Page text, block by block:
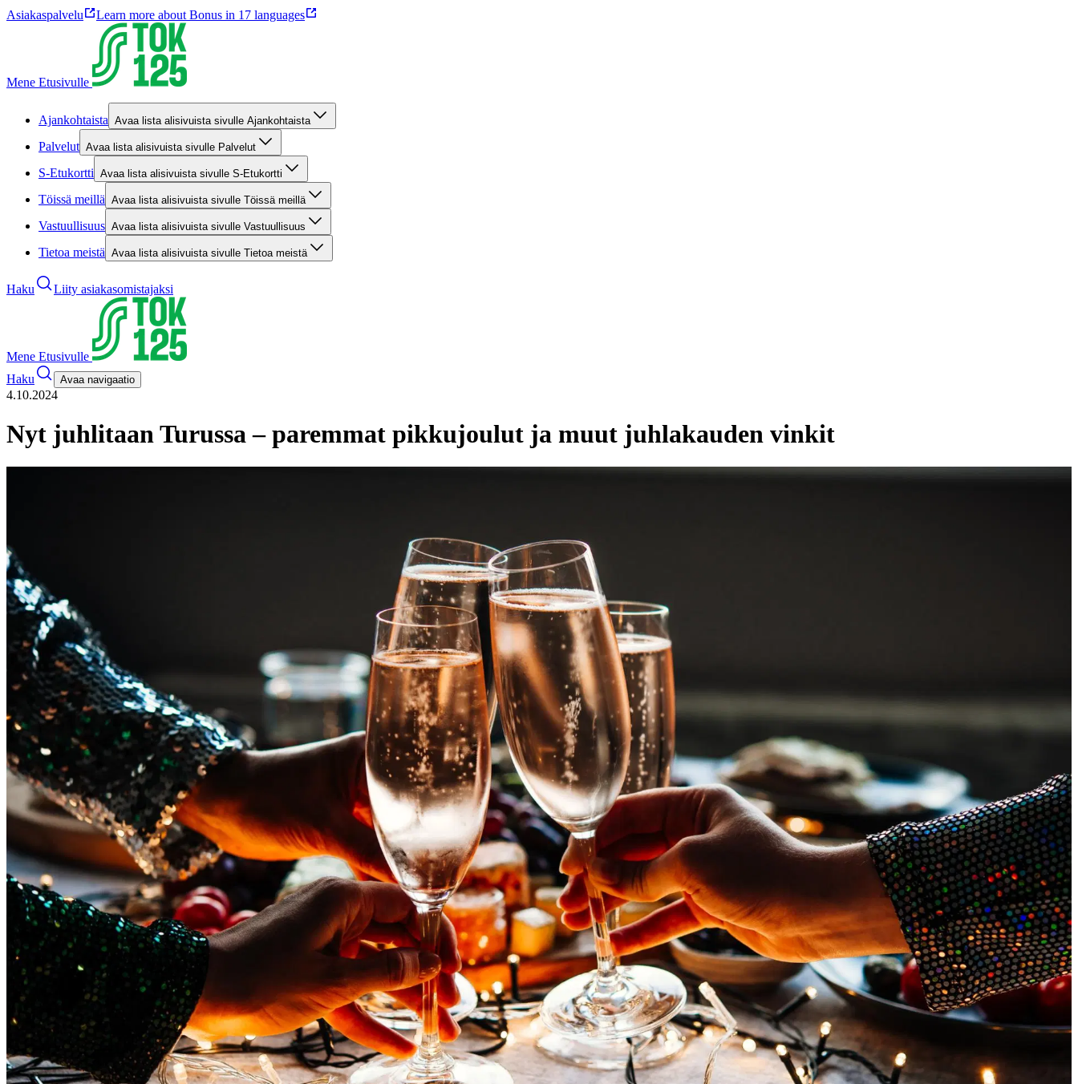
Asiakaspalvelu Learn more about Bonus in 17 languages
Mene Etusivulle
Ajankohtaista Avaa lista alisivuista sivulle Ajankohtaista
Palvelut Avaa lista alisivuista sivulle Palvelut
S-Etukortti Avaa lista alisivuista sivulle S-Etukortti
Töissä meillä Avaa lista alisivuista sivulle Töissä meillä
Vastuullisuus Avaa lista alisivuista sivulle Vastuullisuus
Tietoa meistä Avaa lista alisivuista sivulle Tietoa meistä
Haku Liity asiakasomistajaksi
Mene Etusivulle
Haku
Avaa navigaatio
4.10.2024
Nyt juhlitaan Turussa – paremmat pikkujoulut ja muut juhlakauden vinkit